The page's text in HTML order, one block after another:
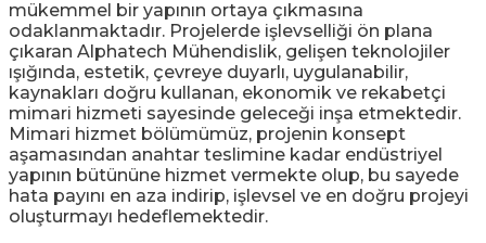
mükemmel bir yapının ortaya çıkmasına
odaklanmaktadır. Projelerde işlevselliği ön plana
çıkaran Alphatech Mühendislik, gelişen teknolojiler
ışığında, estetik, çevreye duyarlı, uygulanabilir,
kaynakları doğru kullanan, ekonomik ve rekabetçi
mimari hizmeti sayesinde geleceği inşa etmektedir.
Mimari hizmet bölümümüz, projenin konsept
aşamasından anahtar teslimine kadar endüstriyel
yapının bütününe hizmet vermekte olup, bu sayede
hata payını en aza indirip, işlevsel ve en doğru projeyi
oluşturmayı hedeflemektedir.